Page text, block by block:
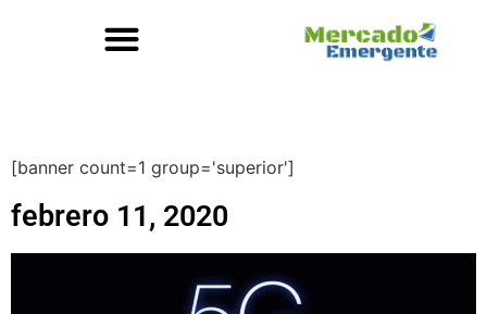
[banner count=1 group='superior']
febrero 11, 2020